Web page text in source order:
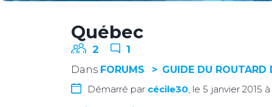
Québec
2 1
Dans FORUMS
GUIDE DU ROUTARD
Démarré par cécile30, le 5 janvier 2015